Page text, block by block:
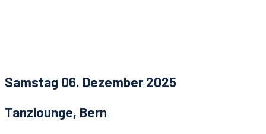
Samstag 06. Dezember 2025
Tanzlounge, Bern